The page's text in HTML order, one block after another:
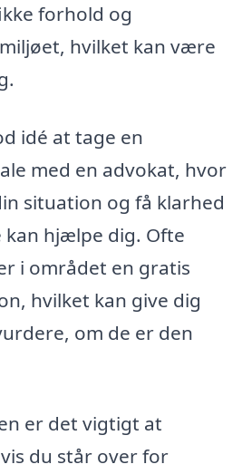
forhold og
hvilket kan være
idé at tage en
med en advokat, hvor
situation og få klarhed
kan hjælpe dig. Ofte
i området en gratis
hvilket kan give dig
om de er den
er det vigtigt at
du står over for